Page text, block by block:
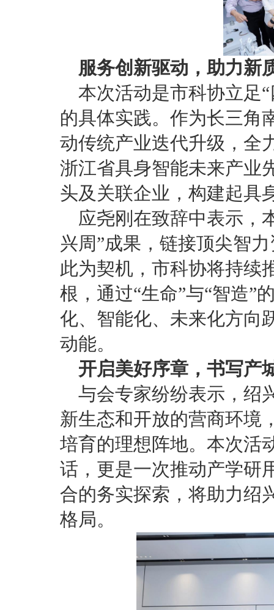
服务创新驱动，助力新
本次活动是市科协立足
的具体实践。作为长三角
动传统产业迭代升级，全
浙江省具身智能未来产业
头及关联企业，构建起具
应尧刚在致辞中表示，
兴周”成果，链接顶尖智
此为契机，市科协将持续
根，通过“生命”与“智造”
化、智能化、未来化方向
动能。
开启美好序章，书写产
与会专家纷纷表示，绍
新生态和开放的营商环境
培育的理想阵地。本次活
话，更是一次推动产学研
合的务实探索，将助力绍
格局。